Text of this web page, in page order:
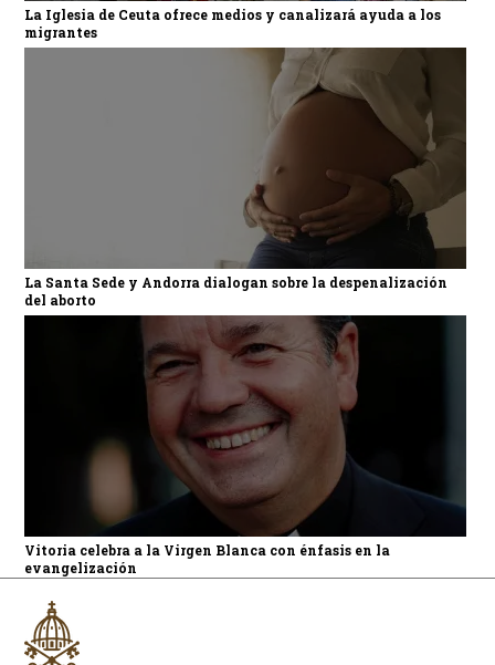
La Iglesia de Ceuta ofrece medios y canalizará ayuda a los
migrantes
La Santa Sede y Andorra dialogan sobre la despenalización
del aborto
Vitoria celebra a la Virgen Blanca con énfasis en la
evangelización